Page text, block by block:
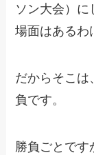
ソン大会）
場面はあるわ
だからそこは
負です。
勝負ごとです